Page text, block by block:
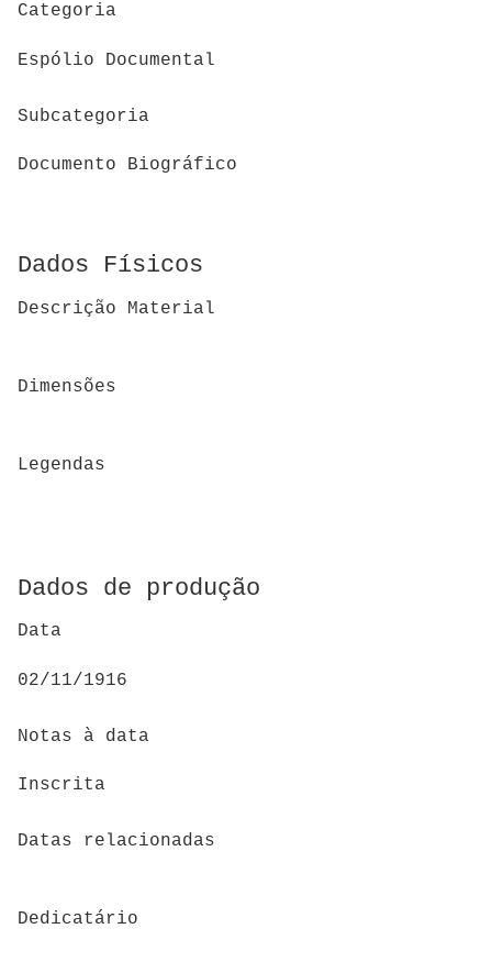
Categoria
Espólio Documental
Subcategoria
Documento Biográfico
Dados Físicos
Descrição Material
Dimensões
Legendas
Dados de produção
Data
02/11/1916
Notas à data
Inscrita
Datas relacionadas
Dedicatário